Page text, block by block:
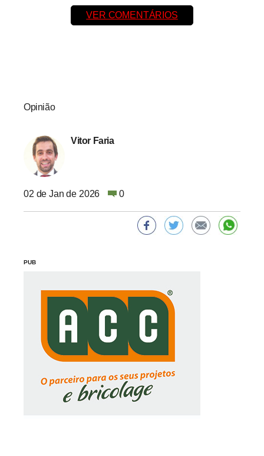
VER COMENTÁRIOS
Opinião
Vitor Faria
02 de Jan de 2026 0
PUB